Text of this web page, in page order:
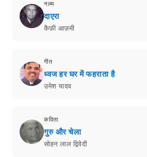
नज़्म
दाएरा
कैफ़ी आज़मी
गीत
ध्वज हर घर में फहराता है
उमेश यादव
कविता
गुरु और चेला
सोहन लाल द्विवेदी